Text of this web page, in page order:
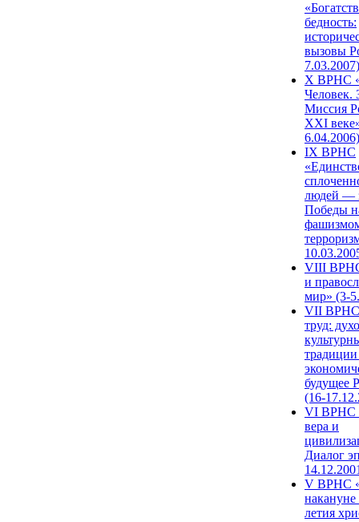
бедность:
вызовы
7.03.2007)
X ВРНС
Человек.
Миссия
XXI
6.04.2006)
IX ВРНС
людей —
Победы
VIII
и
мир» (3-
VII ВРНС
труд:
будущее
(16-
VI ВРНС
вера и
Диалог
V ВРНС
накануне
летия